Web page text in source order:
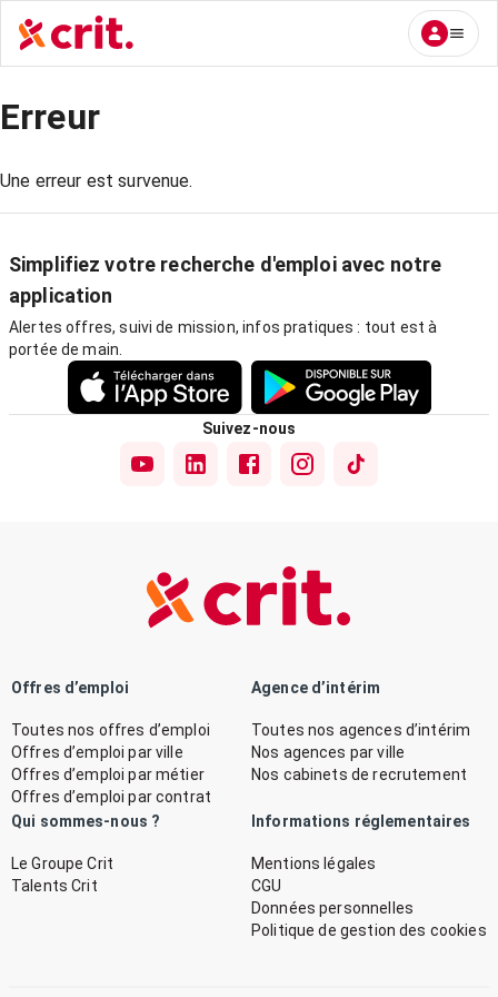
Erreur
Une erreur est survenue.
Simplifiez votre recherche d'emploi avec notre
application
Alertes offres, suivi de mission, infos pratiques : tout est à
portée de main.
Suivez-nous
Offres d’emploi
Toutes nos offres d’emploi
Offres d’emploi par ville
Offres d’emploi par métier
Offres d’emploi par contrat
Agence d’intérim
Toutes nos agences d’intérim
Nos agences par ville
Nos cabinets de recrutement
Qui sommes-nous ?
Le Groupe Crit
Talents Crit
Informations réglementaires
Mentions légales
CGU
Données personnelles
Politique de gestion des cookies